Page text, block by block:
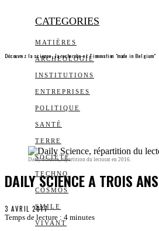
CATEGORIES
MATIÈRES
ARCHEOLOGIE
INSTITUTIONS
ENTREPRISES
POLITIQUE
SANTÉ
TERRE
SOCIÉTÉ
TECHNO
COSMOS
SMILE
VIVANT
Découvrez la science, la recherche et l’innovation "made in Belgium"
Daily Science, répartition du lectorat en 2016.
DAILY SCIENCE A TROIS ANS
3 AVRIL 2017
Temps de lecture : 4 minutes